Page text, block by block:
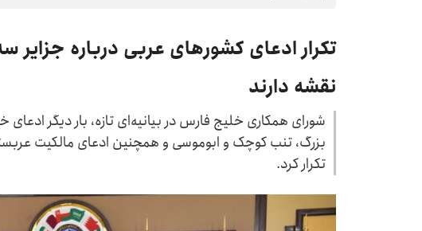
تکرار ادعای کشورهای عربی درباره جزایر
نقشه دارند
شورای همکاری خلیج فارس در بیانیه‌ای تازه، بار دیگر ادعای
بزرگ، تنب کوچک و ابوموسی و همچنین ادعای مالکیت
تکرار کرد.